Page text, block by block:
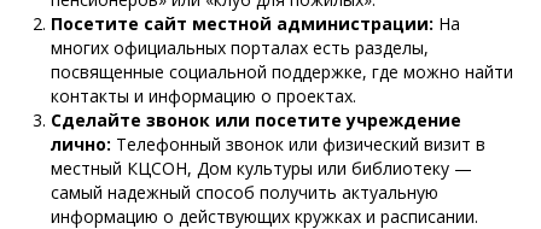
Посетите сайт местной администрации: На
многих официальных порталах есть разделы,
посвященные социальной поддержке, где можно найти
контакты и информацию о проектах.
Сделайте звонок или посетите учреждение
лично: Телефонный звонок или физический визит в
местный КЦСОН, Дом культуры или библиотеку —
самый надежный способ получить актуальную
информацию о действующих кружках и расписании.